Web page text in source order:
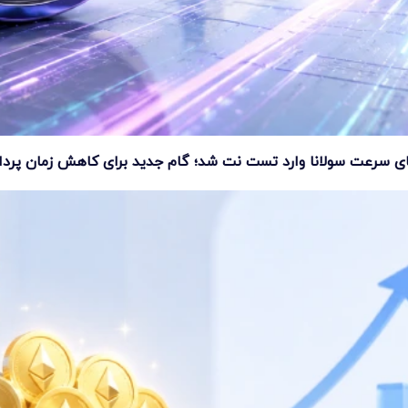
سرعت سولانا وارد تست نت شد؛ گام جدید برای کاهش زمان